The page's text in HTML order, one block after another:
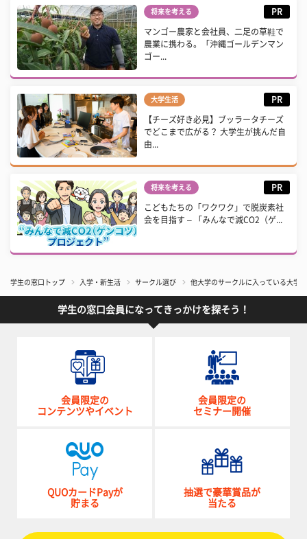
将来を考える PR
マンゴー農家と会社員、二足の草鞋で
農業に携わる。「沖縄ゴールデンマン
ゴー...
大学生活 PR
【チーズ好き必見】ブッラータチーズ
でどこまで広がる？ 大学生が挑んだ自
由...
将来を考える PR
こどもたちの「ワクワク」で脱炭素社
会を目指す – 「みんなで減CO2（ゲ...
学生の窓口トップ 入学・新生活 サークル選び 他大学のサークルに入っている大学
学生の窓口会員になってきっかけを探そう！
会員限定の
コンテンツやイベント
会員限定の
セミナー開催
QUOカードPayが
貯まる
抽選で豪華賞品が
当たる